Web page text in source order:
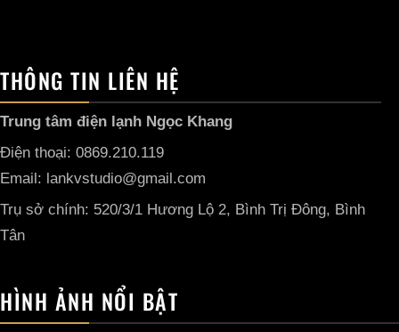
THÔNG TIN LIÊN HỆ
Trung tâm điện lạnh Ngọc Khang
Điện thoại: 0869.210.119
Email: lankvstudio@gmail.com
Trụ sở chính: 520/3/1 Hương Lộ 2, Bình Trị Đông, Bình
Tân
HÌNH ẢNH NỔI BẬT